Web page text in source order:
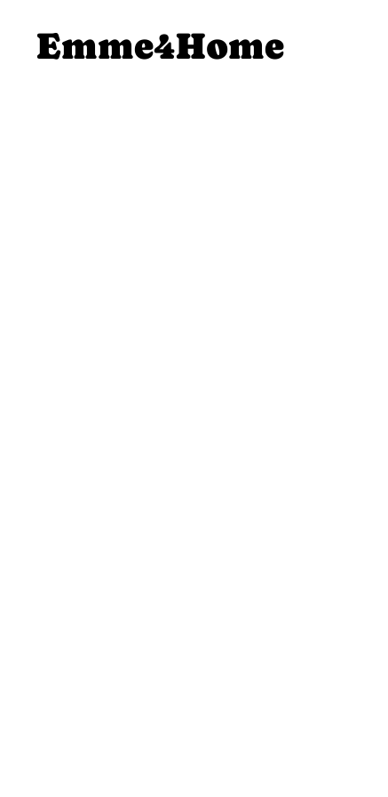
CONTENUTO
Emme4Home